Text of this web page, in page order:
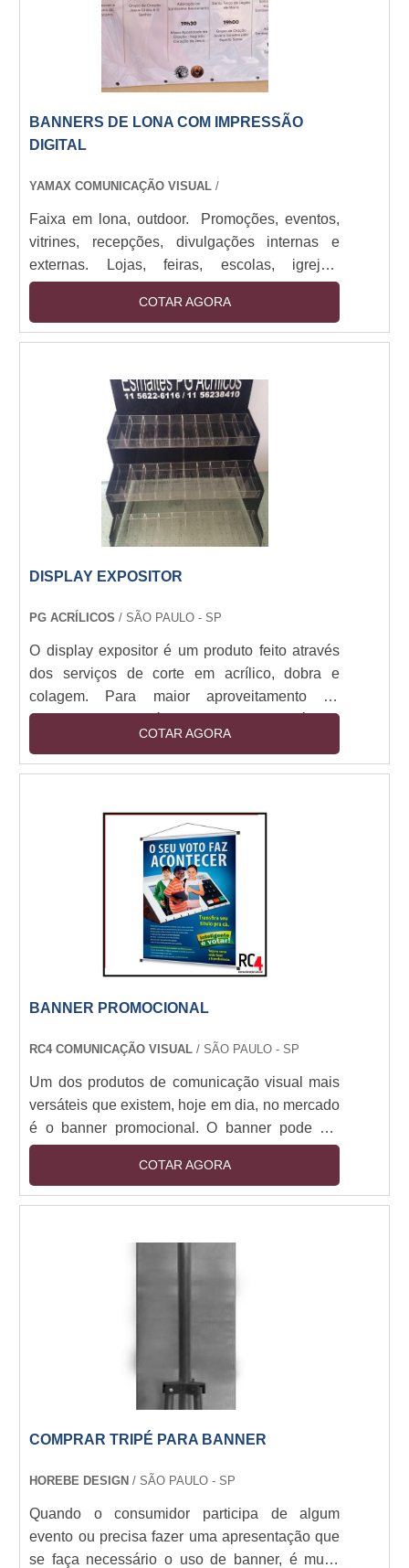
BANNERS DE LONA COM IMPRESSÃO
DIGITAL
YAMAX COMUNICAÇÃO VISUAL /
Faixa em lona, outdoor. Promoções, eventos,
vitrines, recepções, divulgações internas e
externas. Lojas, feiras, escolas, igrejas,
empresas de todos os portes. Impressos em
lona de até 1,60M com bastões e cordão.
Impressão digital em alta resolução. Sendo
recepções, divulgações internas e externas.
Alta durabilidade, visual impactante, fácil
instalação. Cores vivas, prazo ágil, acabamento
reforçado para maior resistência.
COTAR AGORA
DISPLAY EXPOSITOR
PG ACRÍLICOS / SÃO PAULO - SP
O display expositor é um produto feito através
dos serviços de corte em acrílico, dobra e
colagem. Para maior aproveitamento de
material, o corte é feito a laser através de
máquinas modernas, assim como, no serviço
de colagem do material, são usadas colas
informativo é destinado a lojas, clínicas,
shoppings, hospitais entre outros. A escolha por
este display é o fato dele ser uma peça simples,
COTAR AGORA
BANNER PROMOCIONAL
RC4 COMUNICAÇÃO VISUAL / SÃO PAULO - SP
Um dos produtos de comunicação visual mais
versáteis que existem, hoje em dia, no mercado
é o banner promocional. O banner pode ser
encontrado em diversos tamanhos e pode ser
utilizado em diversas ocasiões, por exemplo:
Apresentações de faculdade, Para comunicar
corporativos.As utilidades dos banners Como
geralmente em lonas, os banners podem ser
COTAR AGORA
COMPRAR TRIPÉ PARA BANNER
HOREBE DESIGN / SÃO PAULO - SP
Quando o consumidor participa de algum
evento ou precisa fazer uma apresentação que
se faça necessário o uso de banner, é muito